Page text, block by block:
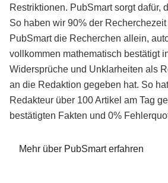
Restriktionen. PubSmart sorgt dafür,
So haben wir 90% der Recherchezeit
PubSmart die Recherchen allein,
vollkommen mathematisch bestätigt
Widersprüche und Unklarheiten als
an die Redaktion gegeben hat. So
Redakteur über 100 Artikel am Tag
bestätigten Fakten und 0%
Mehr über PubSmart erfahren